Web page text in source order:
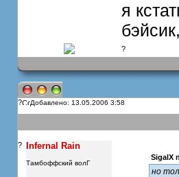
я
?
? Добавлено: 13.05.2006 3:58
? Infernal Rain
Тамбоффский волГ
SigalX
но